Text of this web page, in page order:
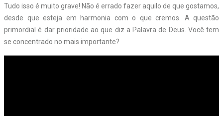
Tudo isso é muito grave! Não é errado fazer aquilo de que gostamos,
desde que esteja em harmonia com o que cremos. A questão
primordial é dar prioridade ao que diz a Palavra de Deus. Você tem
se concentrado no mais importante?